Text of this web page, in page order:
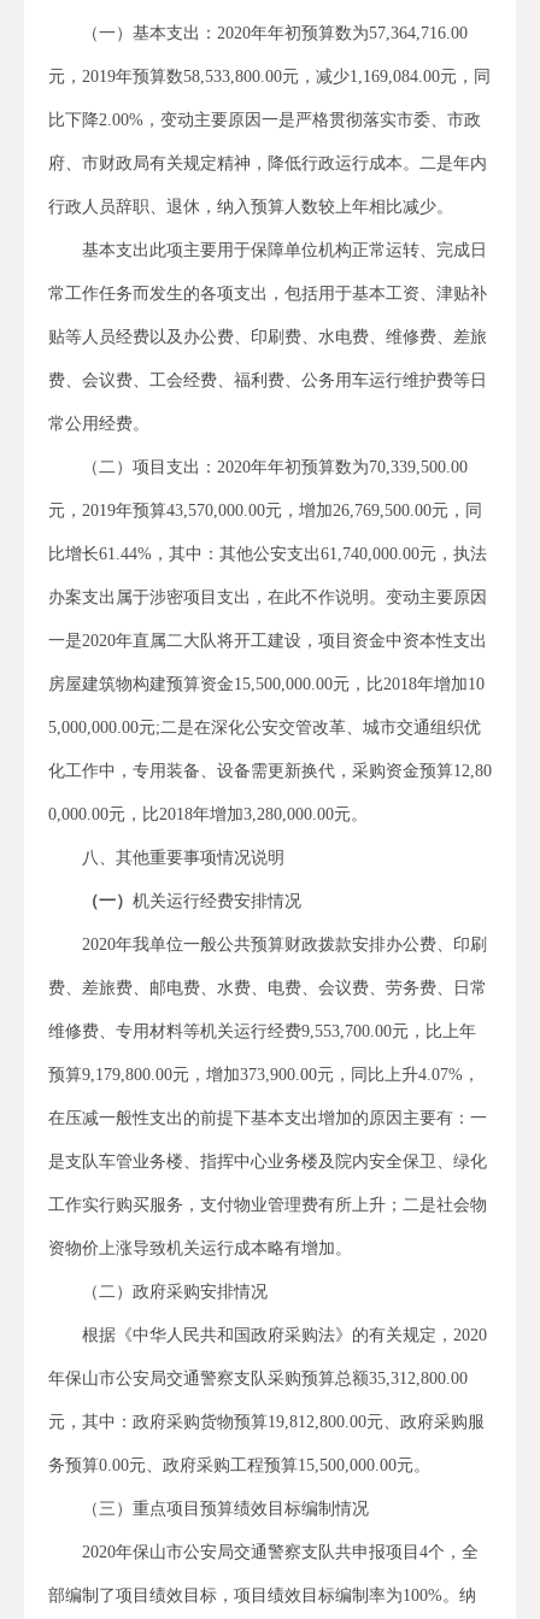
（一）基本支出：2020年年初预算数为57,364,716.00
元，2019年预算数58,533,800.00元，减少1,169,084.00元，同
比下降2.00%，变动主要原因一是严格贯彻落实市委、市政
府、市财政局有关规定精神，降低行政运行成本。二是年内
行政人员辞职、退休，纳入预算人数较上年相比减少。
基本支出此项主要用于保障单位机构正常运转、完成日
常工作任务而发生的各项支出，包括用于基本工资、津贴补
贴等人员经费以及办公费、印刷费、水电费、维修费、差旅
费、会议费、工会经费、福利费、公务用车运行维护费等日
常公用经费。
（二）项目支出：2020年年初预算数为70,339,500.00
元，2019年预算43,570,000.00元，增加26,769,500.00元，同
比增长61.44%，其中：其他公安支出61,740,000.00元，执法
办案支出属于涉密项目支出，在此不作说明。变动主要原因
一是2020年直属二大队将开工建设，项目资金中资本性支出
房屋建筑物构建预算资金15,500,000.00元，比2018年增加10
5,000,000.00元;二是在深化公安交管改革、城市交通组织优
化工作中，专用装备、设备需更新换代，采购资金预算12,80
0,000.00元，比2018年增加3,280,000.00元。
八、其他重要事项情况说明
（一） 机关运行经费安排情况
2020年我单位一般公共预算财政拨款安排办公费、印刷
费、差旅费、邮电费、水费、电费、会议费、劳务费、日常
维修费、专用材料等机关运行经费9,553,700.00元，比上年
预算9,179,800.00元，增加373,900.00元，同比上升4.07%，
在压减一般性支出的前提下基本支出增加的原因主要有：一
是支队车管业务楼、指挥中心业务楼及院内安全保卫、绿化
工作实行购买服务，支付物业管理费有所上升；二是社会物
资物价上涨导致机关运行成本略有增加。
（二）政府采购安排情况
根据《中华人民共和国政府采购法》的有关规定，2020
年保山市公安局交通警察支队采购预算总额35,312,800.00
元，其中：政府采购货物预算19,812,800.00元、政府采购服
务预算0.00元、政府采购工程预算15,500,000.00元。
（三）重点项目预算绩效目标编制情况
2020年保山市公安局交通警察支队共申报项目4个，全
部编制了项目绩效目标，项目绩效目标编制率为100%。纳